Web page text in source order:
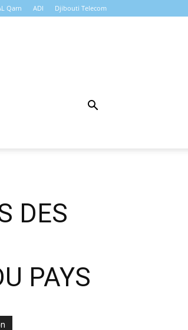
Qarn ADI Djibouti Telecom
DES
PAYS